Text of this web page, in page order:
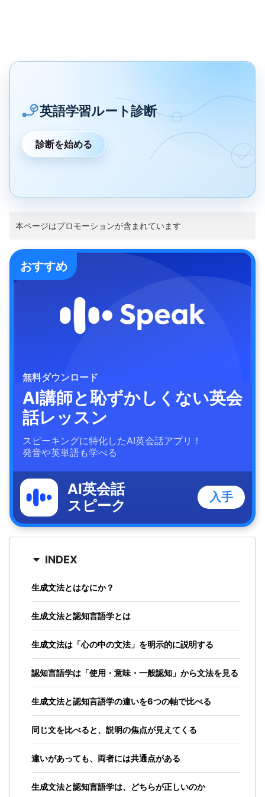
英語学習ルート診断
診断を始める
本ページはプロモーションが含まれています
おすすめ
無料ダウンロード
AI講師と恥ずかしくない英会
話レッスン
スピーキングに特化したAI英会話アプリ！
発音や英単語も学べる
AI英会話
スピーク
入手
INDEX
生成文法とはなにか？
生成文法と認知言語学とは
生成文法は「心の中の文法」を明示的に説明する
認知言語学は「使用・意味・一般認知」から文法を見る
生成文法と認知言語学の違いを6つの軸で比べる
同じ文を比べると、説明の焦点が見えてくる
違いがあっても、両者には共通点がある
生成文法と認知言語学は、どちらが正しいのか